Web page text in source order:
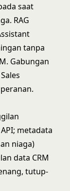
saat
RAG
tanpa
Gabungan
metadata
niaga)
data CRM
tutup-